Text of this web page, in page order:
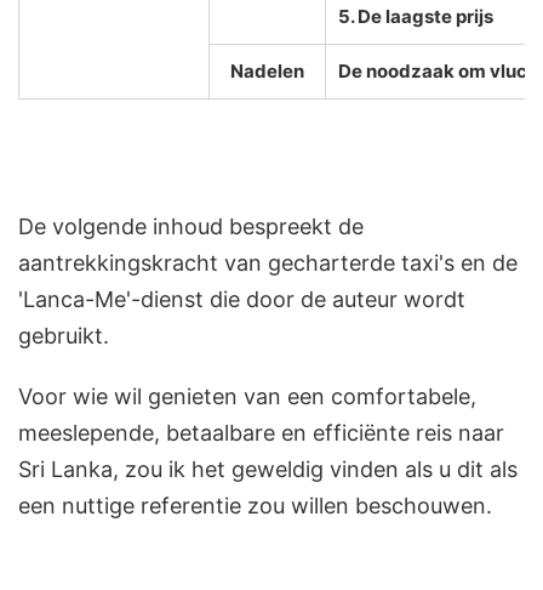
5. De laagste prijs
Nadelen De noodzaak om
De volgende inhoud bespreekt de
aantrekkingskracht van gecharterde taxi's en de
'Lanca-Me'-dienst die door de auteur wordt
gebruikt.
Voor wie wil genieten van een comfortabele,
meeslepende, betaalbare en efficiënte reis naar
Sri Lanka, zou ik het geweldig vinden als u dit als
een nuttige referentie zou willen beschouwen.